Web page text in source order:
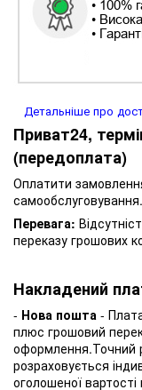
Детальніше про
Приват24,
(передоплата)
Оплатити
самообслуговування.
Перевага:
переказу грошових
Накладений
- Нова пошта -
плюс грошовий
оформлення.Точний
розраховується
оголошеної вартості